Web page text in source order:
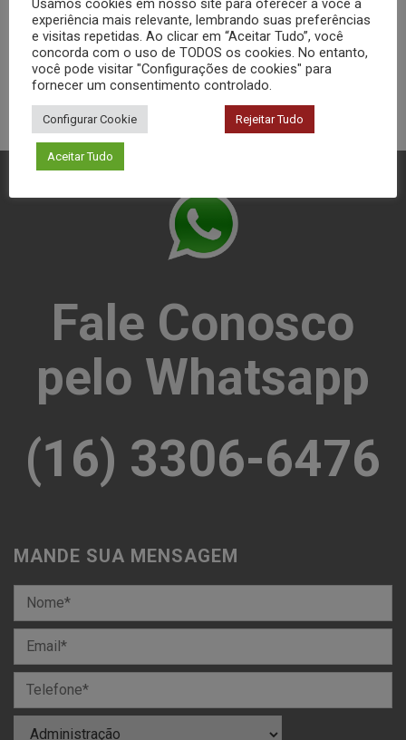
Fale Conosco
pelo Whatsapp
(16) 3306-6476
MANDE SUA MENSAGEM
experiência mais relevante, lembrando suas preferências
e visitas repetidas. Ao clicar em “Aceitar Tudo”, você
concorda com o uso de TODOS os cookies. No entanto,
você pode visitar "Configurações de cookies" para
fornecer um consentimento controlado.
Configurar Cookie Rejeitar Tudo
Aceitar Tudo